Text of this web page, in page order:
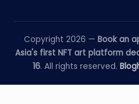
Copyright 2026 — Book an
Asia's first NFT art platform
16. All rights reserved.